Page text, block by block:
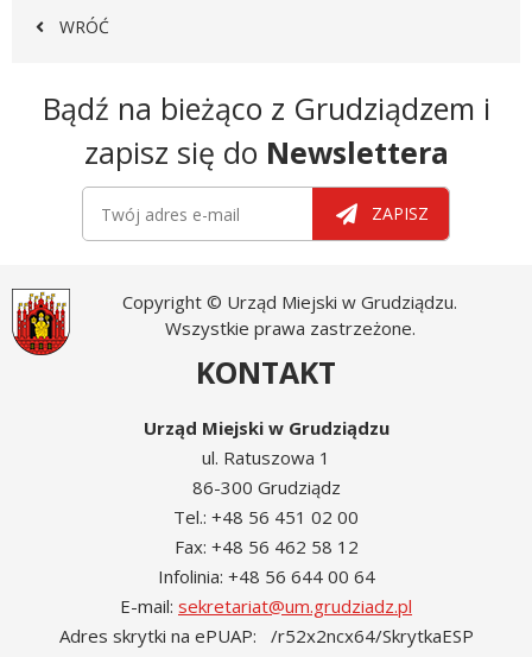
WRÓĆ
Newsletter
Bądź na bieżąco z Grudziądzem i
zapisz się do Newslettera
ZAPISZ
Copyright © Urząd Miejski w Grudziądzu.
Wszystkie prawa zastrzeżone.
KONTAKT
Urząd Miejski w Grudziądzu
ul. Ratuszowa 1
86-300 Grudziądz
Tel.: +48 56 451 02 00
Fax: +48 56 462 58 12
Infolinia: +48 56 644 00 64
E-mail: sekretariat@um.grudziadz.pl
Adres skrytki na ePUAP: /r52x2ncx64/SkrytkaESP